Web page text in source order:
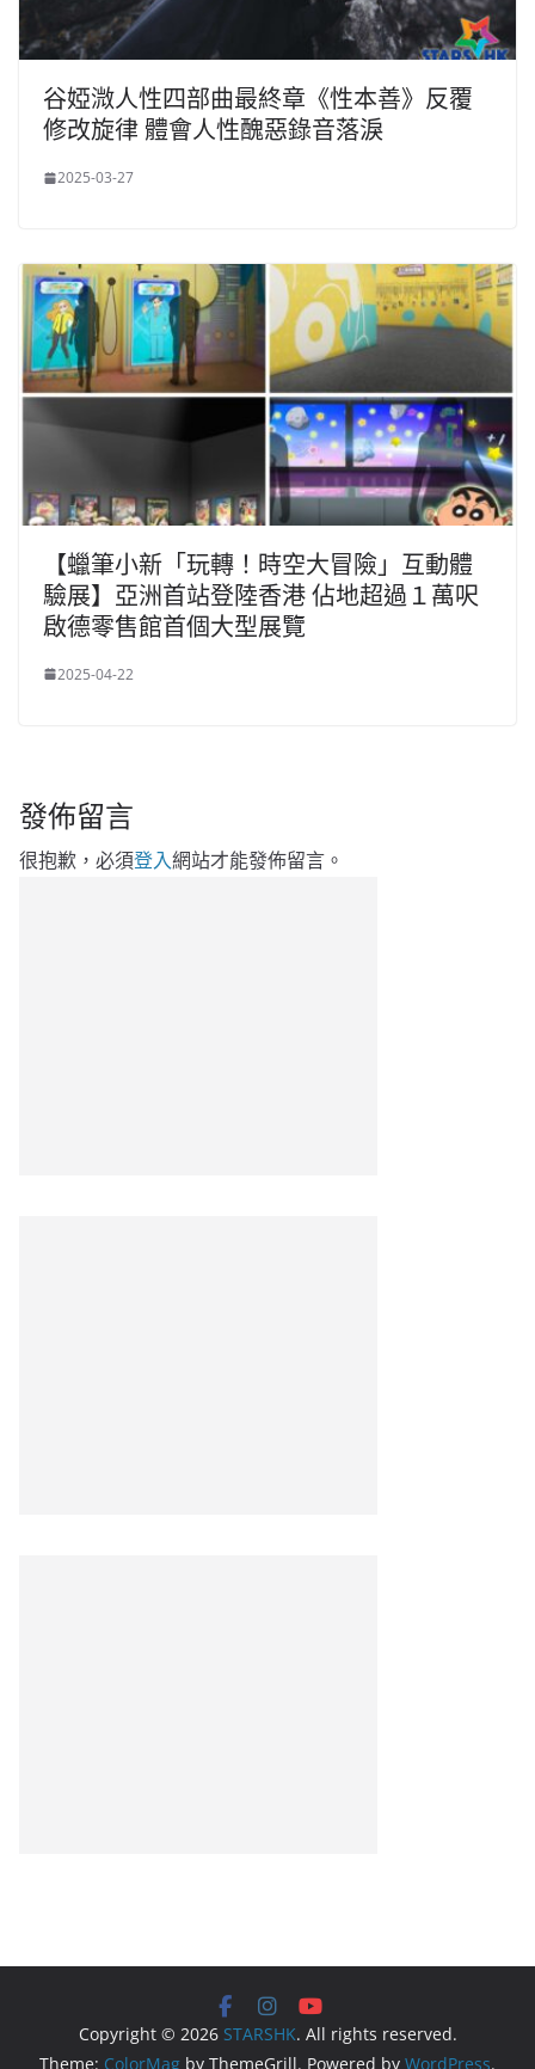
谷婭溦人性四部曲最終章《性本善》反覆
修改旋律 體會人性醜惡錄音落淚
2025-03-27
【蠟筆小新「玩轉！時空大冒險」互動體
驗展】亞洲首站登陸香港 佔地超過１萬呎
啟德零售館首個大型展覽
2025-04-22
發佈留言
很抱歉，必須登入網站才能發佈留言。
Copyright © 2026 STARSHK. All rights reserved.
Theme: ColorMag by ThemeGrill. Powered by WordPress.